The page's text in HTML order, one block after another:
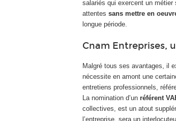
salariés qui exercent un métier
attentessans mettre en
longue période.
Cnam Entreprises,
Malgré tous ses avantages, il
nécessite en amont une
entretiens professionnels,
La nomination d’unréférent
collectives, est un atout
l’entreprise, sera un